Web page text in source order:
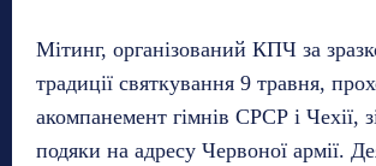
Мітинг, організований КПЧ за
традиції святкування 9 травня,
акомпанемент гімнів СРСР і Чехії,
подяки на адресу Червоної армії.